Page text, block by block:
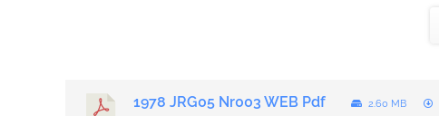
1978 JRG05 Nr003 WEB Pdf 2.60 MB